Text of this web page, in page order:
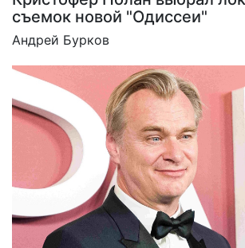
съемок новой "Одиссеи"
Андрей Бурков